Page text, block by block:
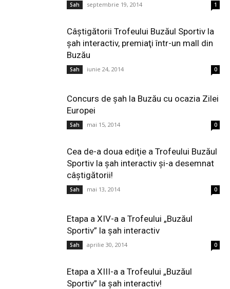
Sah septembrie 19, 2014 1
Câştigătorii Trofeului Buzăul Sportiv la
şah interactiv, premiaţi într-un mall din
Buzău
Sah iunie 24, 2014 0
Concurs de șah la Buzău cu ocazia Zilei
Europei
Sah mai 15, 2014 0
Cea de-a doua ediţie a Trofeului Buzăul
Sportiv la şah interactiv şi-a desemnat
câştigătorii!
Sah mai 13, 2014 0
Etapa a XIV-a a Trofeului „Buzăul
Sportiv” la şah interactiv
Sah aprilie 30, 2014 0
Etapa a XIII-a a Trofeului „Buzăul
Sportiv” la şah interactiv!